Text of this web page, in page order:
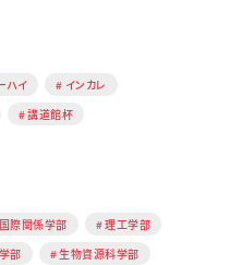
ハイ
インカレ
講道館杯
国際関係学部
理工学部
部
生物資源科学部